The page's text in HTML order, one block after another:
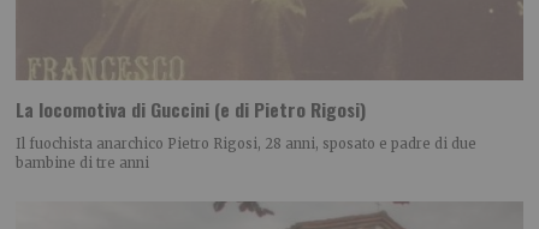
La locomotiva di Guccini (e di Pietro Rigosi)
Il fuochista anarchico Pietro Rigosi, 28 anni, sposato e padre di due
bambine di tre anni